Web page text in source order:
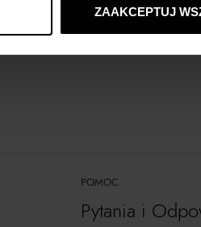
ZAAKCEPTUJ
POMOC
Pytania i